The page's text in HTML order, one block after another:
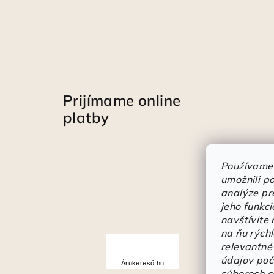
umožnili
analýze
jeho
navštívite
na ňu
údajov
Prijímame online
platby
Árukereső.hu